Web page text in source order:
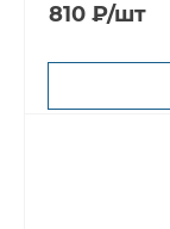
810 ₽/шт